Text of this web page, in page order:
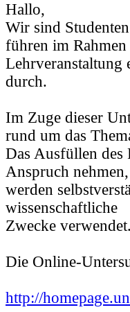
Hallo,
Wir sind
führen im Rahmen
Lehrveranstaltung
durch.
Im Zuge dieser
rund um das
Das Ausfüllen des
Anspruch
werden
wissenschaftliche
Zwecke verwendet.
Die Online-
http://